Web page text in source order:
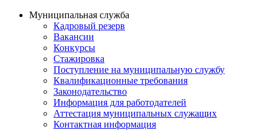
Муниципальная служба
Кадровый резерв
Вакансии
Конкурсы
Стажировка
Поступление на муниципальную службу
Квалификационные требования
Законодательство
Информация для работодателей
Аттестация муниципальных служащих
Контактная информация